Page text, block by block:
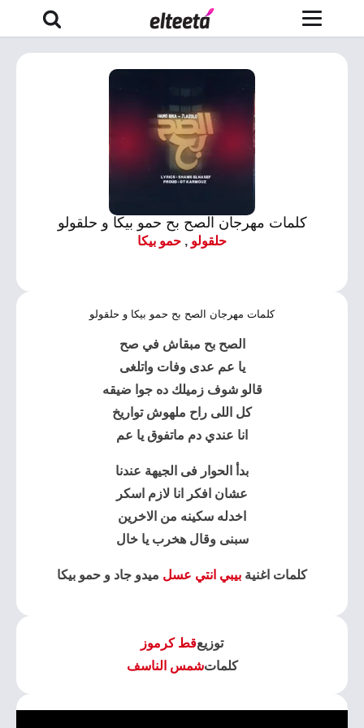
كلمات مهرجان الصح بح حمو بيكا و حلقولو
حلقولو , حمو بيكا
كلمات مهرجان الصح بح حمو بيكا و حلقولو
الصح بح مبقاش في صح
يا عم عدى وفات واتلغى
قالو شوف زميلك ده جوا ضيقه
كل اللى راح ملهوش تواريخ
انا عندي دم ماتفوق يا عم
بدأ الحوار فى الجيهة عندنا
عشان افكر انا لازم اسكر
اخدله سكينه من الاخرين
سبنى وقال هخرب يا خال
كلمات اغنية بيبي انتي عسل ميدو جاد و حمو بيكا
توزيعقط كرموز
كلماتشمس الناسف